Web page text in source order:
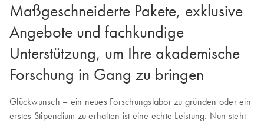
Maßgeschneiderte Pakete, exklusive
Angebote und fachkundige
Unterstützung, um Ihre akademische
Forschung in Gang zu bringen
Glückwunsch – ein neues Forschungslabor zu gründen oder ein
erstes Stipendium zu erhalten ist eine echte Leistung. Nun steht